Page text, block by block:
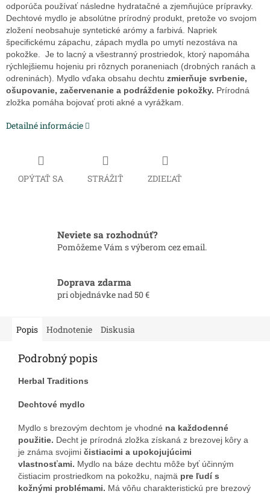
odporúča používať následne hydratačné a zjemňujúce prípravky.
Dechtové mydlo je absolútne prírodný produkt, pretože vo svojom
zložení neobsahuje syntetické arómy a farbivá. Napriek
špecifickému zápachu, zápach mydla po umytí nezostáva na
pokožke. Je to lacný a všestranný prostriedok, ktorý napomáha
rýchlejšiemu hojeniu pri rôznych poraneniach (drobných ranách a
odreninách). Mydlo vďaka obsahu dechtu zmierňuje svrbenie,
ošupovanie, začervenanie a podráždenie pokožky. Prírodná
zložka pomáha bojovať proti akné a vyrážkam.
Detailné informácie
OPÝTAŤ SA STRÁŽIŤ ZDIEĽAŤ
Neviete sa rozhodnúť?
Pomôžeme Vám s výberom cez email.
Doprava zdarma
pri objednávke nad 50 €
Popis Hodnotenie Diskusia
Podrobný popis
Herbal Traditions
Dechtové mydlo
Mydlo s brezovým dechtom je vhodné na každodenné
použitie. Decht je prírodná zložka získaná z brezovej kôry a
je známa svojimi čistiacimi a upokojujúcimi
vlastnosťami. Mydlo na báze dechtu môže byť účinným
čistiacim prostriedkom na pokožku, najmä pre ľudí s
kožnými problémami. Má vôňu charakteristickú pre brezový